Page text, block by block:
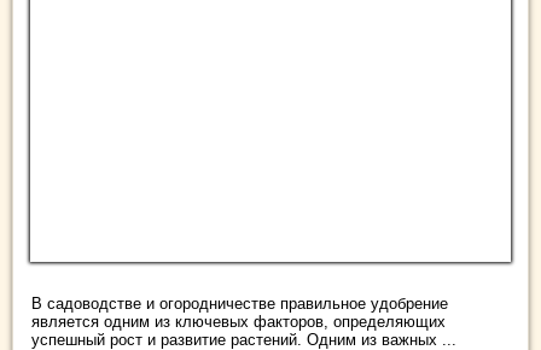
В садоводстве и огородничестве правильное удобрение
является одним из ключевых факторов, определяющих
успешный рост и развитие растений. Одним из важных ...